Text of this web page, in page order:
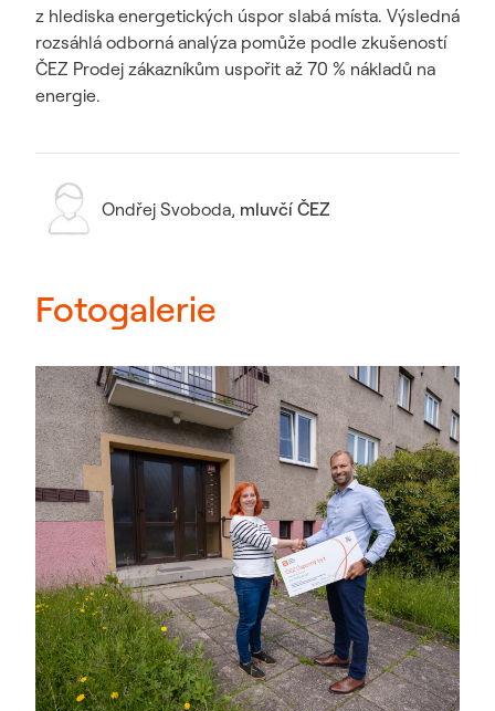
z hlediska energetických úspor slabá místa. Výsledná
rozsáhlá odborná analýza pomůže podle zkušeností
ČEZ Prodej zákazníkům uspořit až 70 % nákladů na
energie.
Ondřej Svoboda, mluvčí ČEZ
Fotogalerie